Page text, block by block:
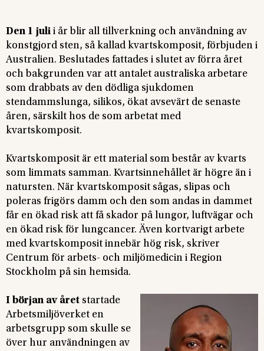
Den 1 juli i år blir all tillverkning och användning av
konstgjord sten, så kallad kvartskomposit, förbjuden i
Australien. Beslutades fattades i slutet av förra året
och bakgrunden var att antalet australiska arbetare
som drabbats av den dödliga sjukdomen
stendammslunga, silikos, ökat avsevärt de senaste
åren, särskilt hos de som arbetat med
kvartskomposit.
Kvartskomposit är ett material som består av kvarts
som limmats samman. Kvartsinnehållet är högre än i
natursten. När kvartskomposit sågas, slipas och
poleras frigörs damm och den som andas in dammet
får en ökad risk att få skador på lungor, luftvägar och
en ökad risk för lungcancer. Även kortvarigt arbete
med kvartskomposit innebär hög risk, skriver
Centrum för arbets- och miljömedicin i Region
Stockholm på sin hemsida.
I början av året startade
Arbetsmiljöverket en
arbetsgrupp som skulle se
över hur användningen av